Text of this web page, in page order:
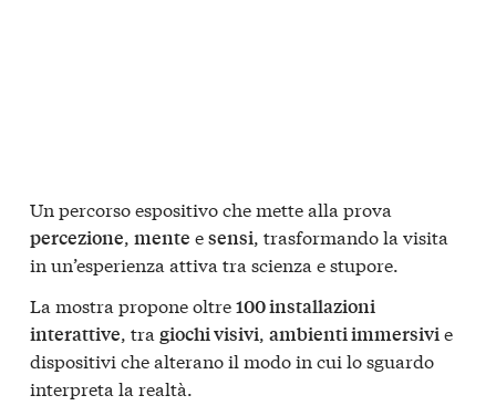
Un percorso espositivo che mette alla prova
percezione, mente esensi, trasformando la visita
in un’esperienza attiva tra scienza e stupore.
La mostra propone oltre100 installazioni
interattive, tra giochi visivi, ambienti immersivie
dispositivi che alterano il modo in cui lo sguardo
interpreta la realtà.